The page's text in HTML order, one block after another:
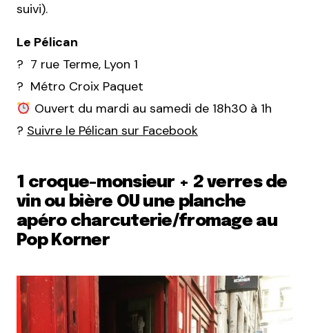
suivi).
Le Pélican
? 7 rue Terme, Lyon 1
? Métro Croix Paquet
Ouvert du mardi au samedi de 18h30 à 1h
? Suivre le Pélican sur Facebook
1 croque-monsieur + 2 verres de
vin ou bière OU une planche
apéro charcuterie/fromage au
Pop Korner